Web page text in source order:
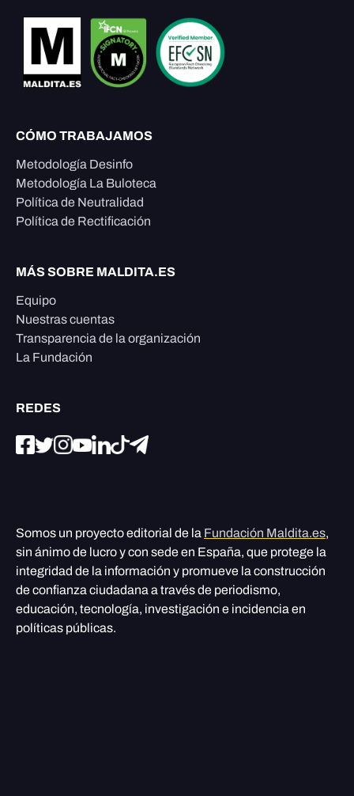
CÓMO TRABAJAMOS
Metodología Desinfo
Metodología La Buloteca
Política de Neutralidad
Política de Rectificación
MÁS SOBRE MALDITA.ES
Equipo
Nuestras cuentas
Transparencia de la organización
La Fundación
REDES
Somos un proyecto editorial de la Fundación Maldita.es,
sin ánimo de lucro y con sede en España, que protege la
integridad de la información y promueve la construcción
de confianza ciudadana a través de periodismo,
educación, tecnología, investigación e incidencia en
políticas públicas.